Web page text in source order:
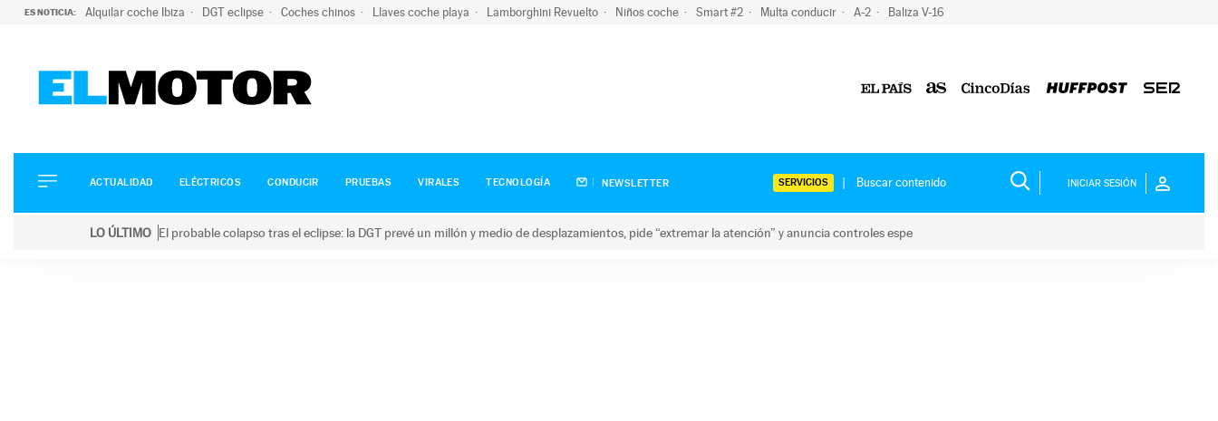
ES NOTICIA: Alquilar coche Ibiza DGT eclipse Coches chinos Llaves coche playa Lamborghini Revuelto Niños coche Smart #2 Multa conducir A-2 Baliza V-16
ELÉCTRICOS
CONDUCIR
ACTUALIDAD ELÉCTRICOS CONDUCIR PRUEBAS VIRALES TECNOLOGÍA NEWSLETTER SERVICIOS INICIAR SESIÓN
LO ÚLTIMO El probable colapso tras el eclipse: la DGT prevé un millón y medio de desplazamientos, pide “extremar la atención” y anuncia controles espe